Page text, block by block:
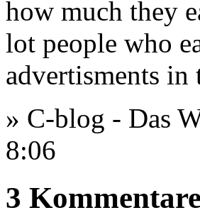
how much they
lot people who
advertisments in
» C-blog - Das
8:06
3